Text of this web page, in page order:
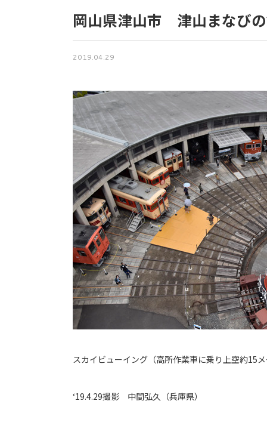
岡山県津山市 津山まなび
2019.04.29
スカイビューイング（高所作業車に乗り上空約15
‘19.4.29撮影 中間弘久（兵庫県）